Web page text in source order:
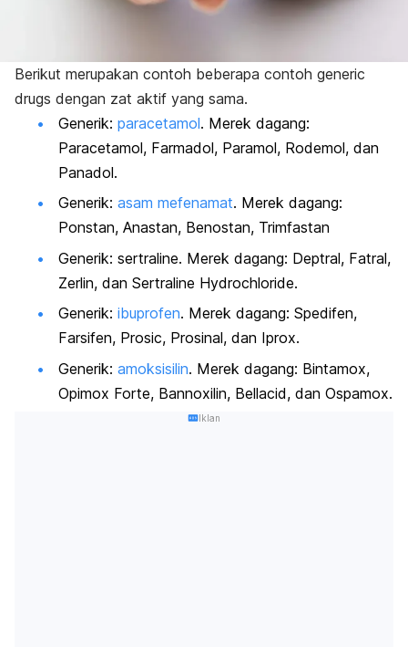
Berikut merupakan contoh beberapa contoh generic
drugs dengan zat aktif yang sama.
Generik: paracetamol. Merek dagang:
Paracetamol, Farmadol, Paramol, Rodemol, dan
Panadol.
Generik: asam mefenamat. Merek dagang:
Ponstan, Anastan, Benostan, Trimfastan
Generik: sertraline. Merek dagang: Deptral, Fatral,
Zerlin, dan Sertraline Hydrochloride.
Generik: ibuprofen. Merek dagang: Spedifen,
Farsifen, Prosic, Prosinal, dan Iprox.
Generik: amoksisilin. Merek dagang: Bintamox,
Opimox Forte, Bannoxilin, Bellacid, dan Ospamox.
Iklan